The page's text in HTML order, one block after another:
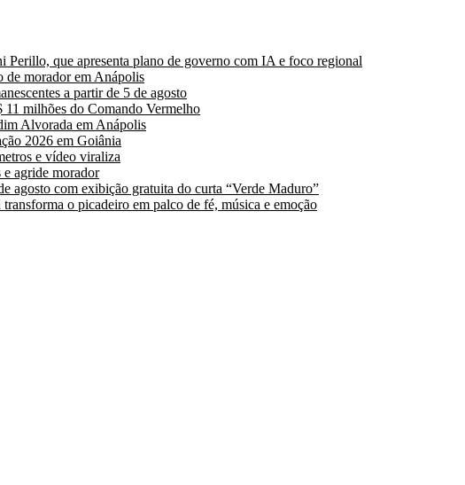
que apresenta plano de governo com IA e foco regional
de morador em Anápolis
a partir de 5 de agosto
milhões do Comando Vermelho
Alvorada em Anápolis
2026 em Goiânia
e vídeo viraliza
e agride morador
agosto com exibição gratuita do curta “Verde Maduro”
o picadeiro em palco de fé, música e emoção